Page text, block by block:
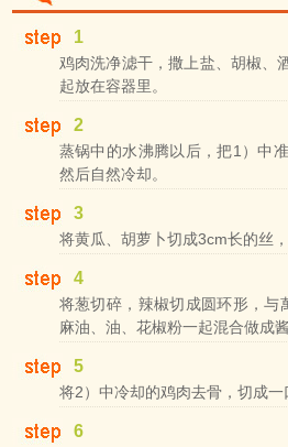
1
鸡肉洗净滤干，撒上盐、胡椒、
起放在容器里。
2
蒸锅中的水沸腾以后，把1）中
然后自然冷却。
3
将黄瓜、胡萝卜切成3cm长的丝，
4
将葱切碎，辣椒切成圆环形，
麻油、油、花椒粉一起混合做成酱
5
将2）中冷却的鸡肉去骨，切成一
6